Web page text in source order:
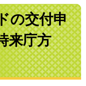
の交付申
来庁方